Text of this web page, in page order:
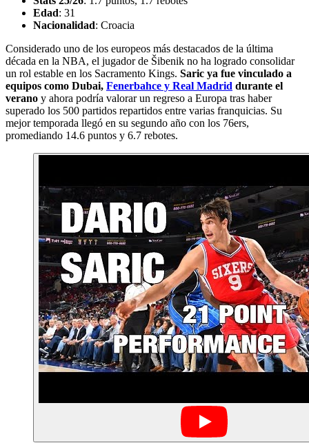
Edad: 31
Nacionalidad: Croacia
Considerado uno de los europeos más destacados de la última
década en la NBA, el jugador de Šibenik no ha logrado consolidar
un rol estable en los Sacramento Kings. Saric ya fue vinculado a
equipos como Dubai, Fenerbahce y Real Madrid durante el
verano y ahora podría valorar un regreso a Europa tras haber
superado los 500 partidos repartidos entre varias franquicias. Su
mejor temporada llegó en su segundo año con los 76ers,
promediando 14.6 puntos y 6.7 rebotes.